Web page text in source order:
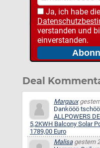
Ja, ich habe die
verstanden und
einverstanden.
Deal
Margaux
Dankööö
ALLPOWERS
5,2KWH Balcony Solar
1789,00 Euro
Malisagestern